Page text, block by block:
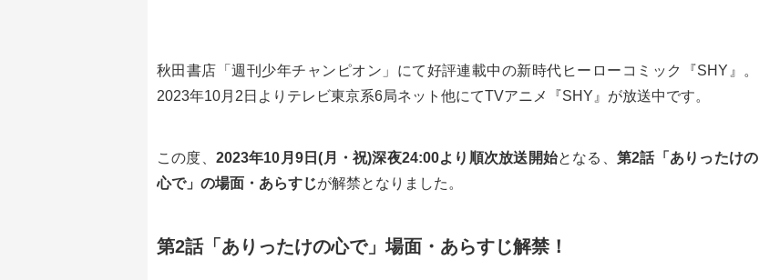
秋田書店「週刊少年チャンピオン」にて好評連載中の新時代ヒーローコミック『SHY』。
2023年10月2日よりテレビ東京系6局ネット他にてTVアニメ『SHY』が放送中です。
この度、 2023年10月9日(月・祝)深夜24:00より順次放送開始となる、 第2話「ありったけの
心で」の場面・あらすじが解禁となりました。
第2話「ありったけの心で」場面・あらすじ解禁！